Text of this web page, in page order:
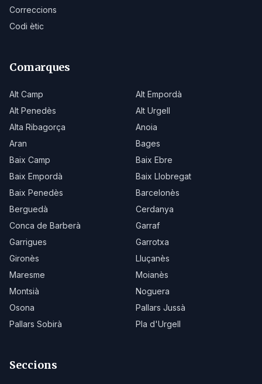
Correccions
Codi ètic
Comarques
Alt Camp
Alt Empordà
Alt Penedès
Alt Urgell
Alta Ribagorça
Anoia
Aran
Bages
Baix Camp
Baix Ebre
Baix Empordà
Baix Llobregat
Baix Penedès
Barcelonès
Berguedà
Cerdanya
Conca de Barberà
Garraf
Garrigues
Garrotxa
Gironès
Lluçanès
Maresme
Moianès
Montsià
Noguera
Osona
Pallars Jussà
Pallars Sobirà
Pla d'Urgell
Seccions